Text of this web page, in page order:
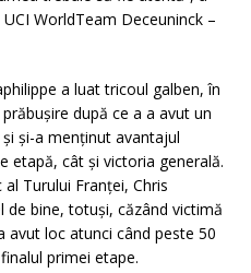
WorldTeam Deceuninck –
a luat tricoul galben, în
după ce a a avut un
și-a menținut avantajul
etapă, cât și victoria generală.
Turului Franței, Chris
de bine, totuși, căzând victimă
avut loc atunci când peste 50
primei etape.